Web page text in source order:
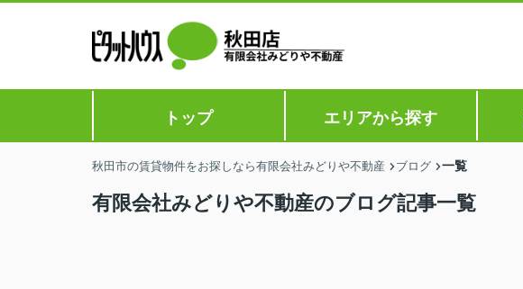
トップ エリアから探す
秋田市の賃貸物件をお探しなら有限会社みどりや不動産 ブログ 一覧
有限会社みどりや不動産のブログ記事一覧